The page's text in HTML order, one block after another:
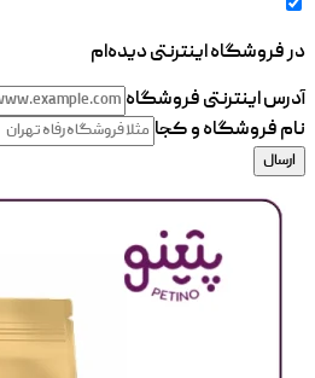
در فروشگاه اینترنتی دیده‌ام
آدرس اینترنتی فروشگاه
نام فروشگاه و کجا